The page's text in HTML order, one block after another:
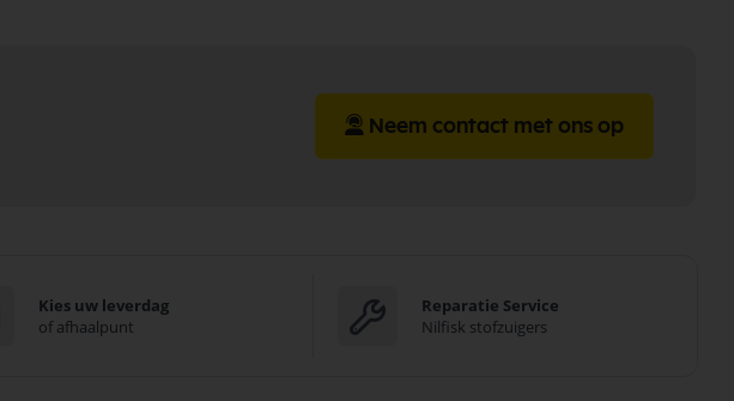
Neem contact met ons op
Kies uw leverdag
of afhaalpunt
Reparatie Service
Nilfisk stofzuigers